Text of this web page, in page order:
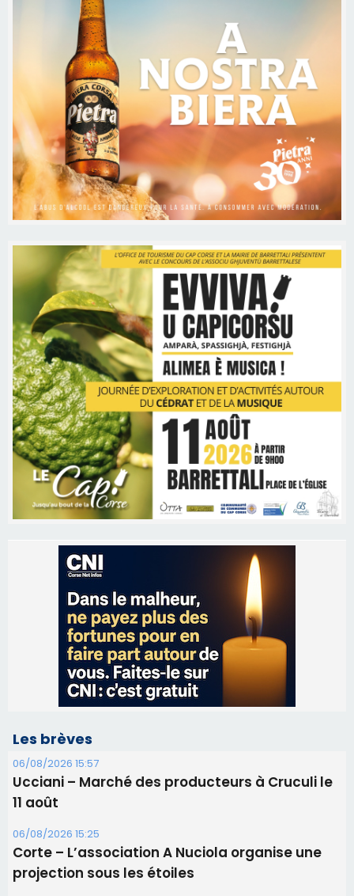
Les brèves
06/08/2026 15:57
Ucciani – Marché des producteurs à Cruculi le
11 août
06/08/2026 15:25
Corte – L’association A Nuciola organise une
projection sous les étoiles